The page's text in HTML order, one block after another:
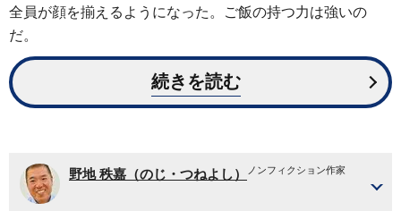
全員が顔を揃えるようになった。ご飯の持つ力は強いの
だ。
続きを読む
野地 秩嘉（のじ・つねよし） ノンフィクション作家